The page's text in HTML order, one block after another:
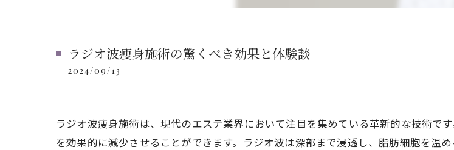
ラジオ波痩身施術の驚くべき効果と体験談
2024/09/13
ラジオ波痩身施術は、現代のエステ業界において注目を集めている革新的な技術で
を効果的に減少させることができます。ラジオ波は深部まで浸透し、脂肪細胞を温